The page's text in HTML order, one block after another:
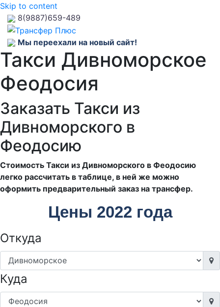
Skip to content
8(9887)659-489
Мы переехали на новый сайт!
Такси Дивноморское
Феодосия
Заказать Такси из
Дивноморского в
Феодосию
Стоимость Такси из Дивноморского в Феодосию
легко рассчитать в таблице, в ней же можно
оформить предварительный заказ на трансфер.
Цены 2022 года
Откуда
Куда